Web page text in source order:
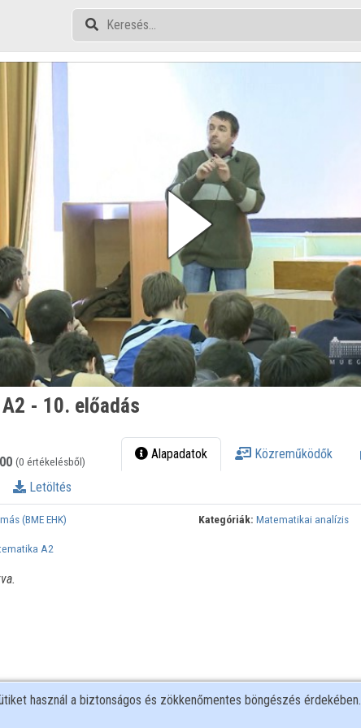
- 10. előadás
(0 értékelésből) Alapadatok Közreműködők
Letöltés
(BME EHK) Kategóriák: Matematikai analízis
A2
használ a biztonságos és zökkenőmentes böngészés érdekében.